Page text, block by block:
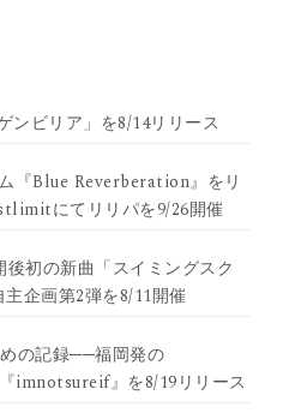
ンビリア」を8/14リリース
『Blue Reverberation』をリ
にてリリパを9/26開催
初の新曲「スイミングスク
企画第2弾を8/11開催
の記録──福岡発の
imnotsureif』を8/19リリース